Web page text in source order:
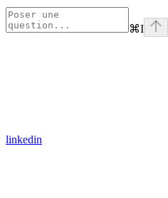
⌘I
linkedin